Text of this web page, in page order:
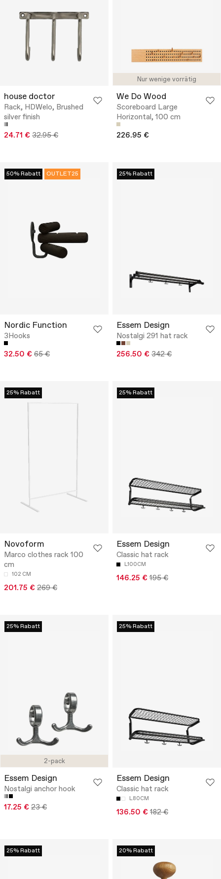
house doctor
Rack, HDWelo, Brushed
silver finish
24.71 € 32.95 €
Nur wenige vorrätig
We Do Wood
Scoreboard Large
Horizontal, 100 cm
226.95 €
50% Rabatt OUTLET25
Nordic Function
3Hooks
32.50 € 65 €
25% Rabatt
Essem Design
Nostalgi 291 hat rack
256.50 € 342 €
25% Rabatt
Novoform
Marco clothes rack 100
cm
102 CM
201.75 € 269 €
25% Rabatt
Essem Design
Classic hat rack
L100CM
146.25 € 195 €
2-pack
25% Rabatt
Essem Design
Nostalgi anchor hook
17.25 € 23 €
25% Rabatt
Essem Design
Classic hat rack
L80CM
136.50 € 182 €
25% Rabatt 20% Rabatt